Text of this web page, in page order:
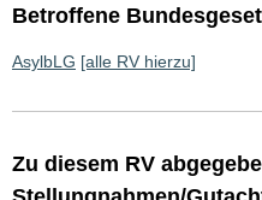
Betroffene
AsylbLG [alle RV hierzu]
Zu diesem RV